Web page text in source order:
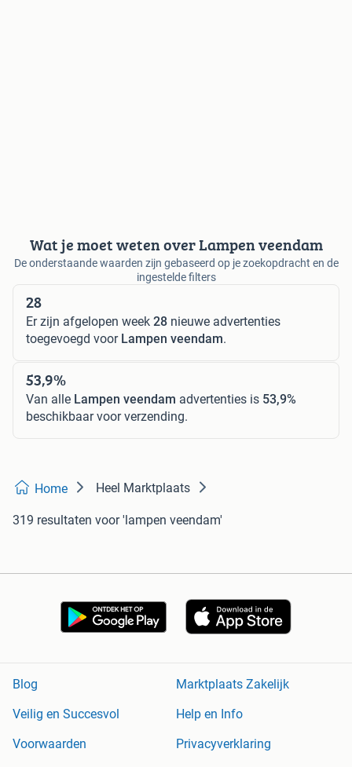
Wat je moet weten over Lampen veendam
De onderstaande waarden zijn gebaseerd op je zoekopdracht en de
ingestelde filters
28
Er zijn afgelopen week 28 nieuwe advertenties
toegevoegd voor Lampen veendam.
53,9%
Van alle Lampen veendam advertenties is 53,9%
beschikbaar voor verzending.
Home Heel Marktplaats
319 resultaten voor 'lampen veendam'
Blog
Marktplaats Zakelijk
Veilig en Succesvol
Help en Info
Voorwaarden
Privacyverklaring